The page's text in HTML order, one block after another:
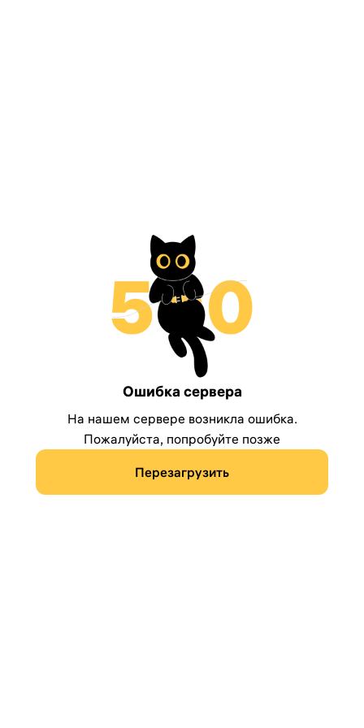
Ошибка сервера
На нашем сервере возникла ошибка.
Пожалуйста, попробуйте позже
Перезагрузить